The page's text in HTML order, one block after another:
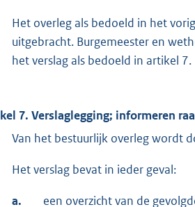
Het overleg als bedoeld in het
uitgebracht. Burgemeester en
het verslag als bedoeld in artikel 7.
7. Verslaglegging; informeren
Van het bestuurlijk overleg wordt
Het verslag bevat in ieder geval:
a. een overzicht van de